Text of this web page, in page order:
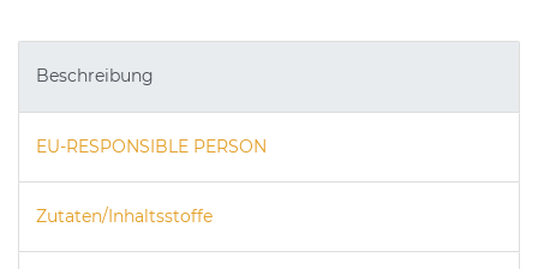
Beschreibung
EU-RESPONSIBLE PERSON
Zutaten/Inhaltsstoffe